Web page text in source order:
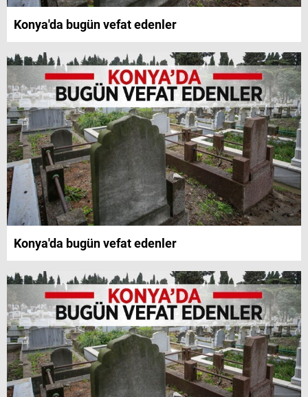
Konya'da bugün vefat edenler
Konya'da bugün vefat edenler